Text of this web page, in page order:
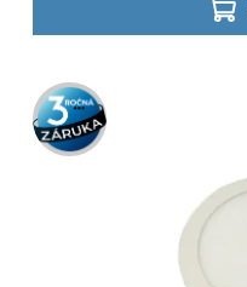
3 roky
záruka